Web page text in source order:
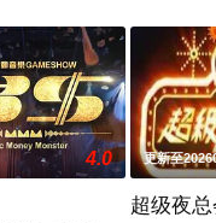
4.0 更新至
超级夜